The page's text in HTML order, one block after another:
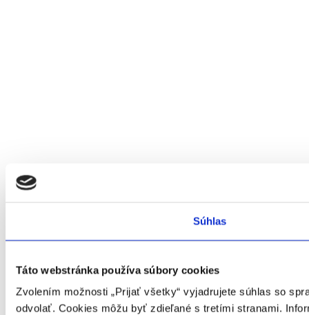
Súhlas
Táto webstránka používa súbory cookies
Zvolením možnosti „Prijať všetky“ vyjadrujete súhlas so
odvolať. Cookies môžu byť zdieľané s tretími stranami.